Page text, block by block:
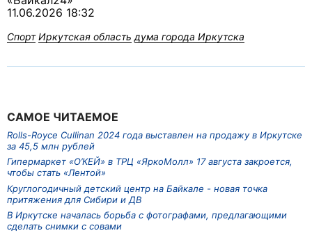
11.06.2026 18:32
Спорт Иркутская область дума города Иркутска
САМОЕ ЧИТАЕМОЕ
Rolls-Royce Cullinan 2024 года выставлен на продажу в Иркутске
за 45,5 млн рублей
Гипермаркет «О’КЕЙ» в ТРЦ «ЯркоМолл» 17 августа закроется,
чтобы стать «Лентой»
Круглогодичный детский центр на Байкале - новая точка
притяжения для Сибири и ДВ
В Иркутске началась борьба с фотографами, предлагающими
сделать снимки с совами